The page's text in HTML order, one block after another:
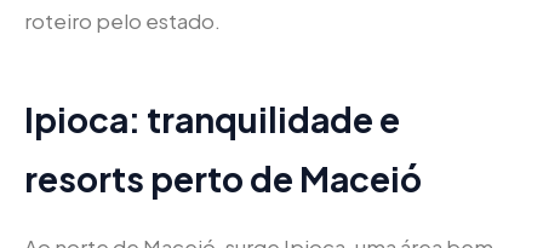
roteiro pelo estado.
Ipioca: tranquilidade e
resorts perto de Maceió